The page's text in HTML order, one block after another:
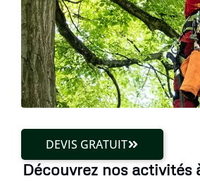
DEVIS GRATUIT
Découvrez nos activités